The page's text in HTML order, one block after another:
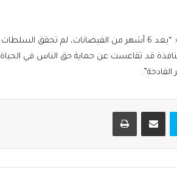
وقال بسام القنطار، الباحث المعني بالشأن الليبي في منظمة العفو الدولية: “بعد 6 أشهر من الفيضانات، لم تحقق السلطات
قد تقاعست عن حماية حق الناس في الحياة
سكايب مشاركة عبر البريد طباعة